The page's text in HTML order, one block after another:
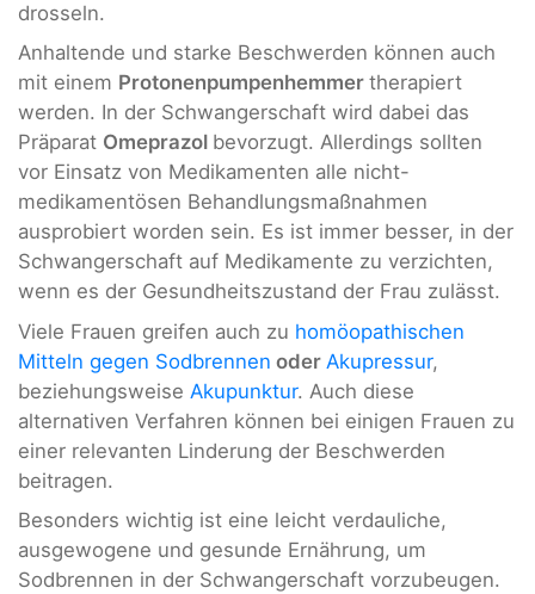
drosseln.
Anhaltende und starke Beschwerden können auch
mit einem Protonenpumpenhemmer therapiert
werden. In der Schwangerschaft wird dabei das
Präparat Omeprazol bevorzugt. Allerdings sollten
vor Einsatz von Medikamenten alle nicht-
medikamentösen Behandlungsmaßnahmen
ausprobiert worden sein. Es ist immer besser, in der
Schwangerschaft auf Medikamente zu verzichten,
wenn es der Gesundheitszustand der Frau zulässt.
Viele Frauen greifen auch zu homöopathischen
Mitteln gegen Sodbrennen oder Akupressur,
beziehungsweise Akupunktur. Auch diese
alternativen Verfahren können bei einigen Frauen zu
einer relevanten Linderung der Beschwerden
beitragen.
Besonders wichtig ist eine leicht verdauliche,
ausgewogene und gesunde Ernährung, um
Sodbrennen in der Schwangerschaft vorzubeugen.